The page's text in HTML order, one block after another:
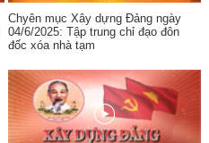
Chyên mục Xây dựng Đảng ngày
04/6/2025: Tập trung chỉ đạo đôn
đốc xóa nhà tạm